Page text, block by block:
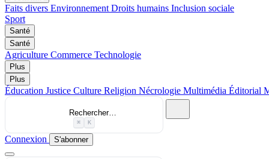
Faits divers Environnement Droits humains Inclusion sociale
Sport
Santé
Santé
Agriculture Commerce Technologie
Plus
Plus
Éducation Justice Culture Religion Nécrologie Multimédia Éditorial
Rechercher…
⌘ K
Connexion S'abonner